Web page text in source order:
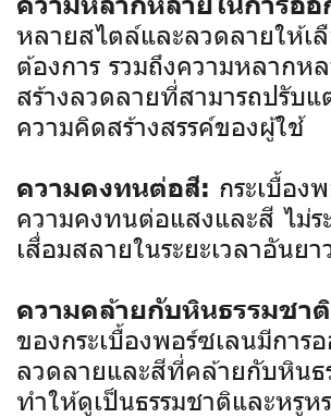
หลายสไตล์และลวดลายให้เ
ต้องการ รวมถึงความหลากห
สร้างลวดลายที่สามารถปรับแ
ความคิดสร้างสรรค์ของผู้ใช้
ความคงทนต่อสี: กระเบื้อง
ความคงทนต่อแสงและสี ไม่ร
เสื่อมสลายในระยะเวลาอันย
ความคล้ายกับหินธรรมชา
ของกระเบื้องพอร์ซเลนมีการ
ลวดลายและสีที่คล้ายกับหินธ
ทำให้ดูเป็นธรรมชาติและหรูห